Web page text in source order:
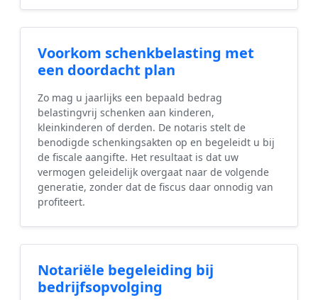
Voorkom schenkbelasting met
een doordacht plan
Zo mag u jaarlijks een bepaald bedrag
belastingvrij schenken aan kinderen,
kleinkinderen of derden. De notaris stelt de
benodigde schenkingsakten op en begeleidt u bij
de fiscale aangifte. Het resultaat is dat uw
vermogen geleidelijk overgaat naar de volgende
generatie, zonder dat de fiscus daar onnodig van
profiteert.
Notariële begeleiding bij
bedrijfsopvolging